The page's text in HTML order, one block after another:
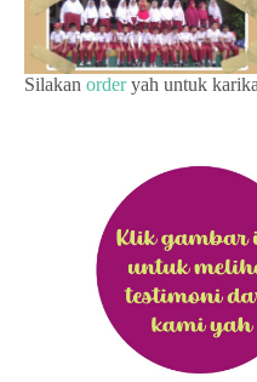
Silakan orderyah untuk